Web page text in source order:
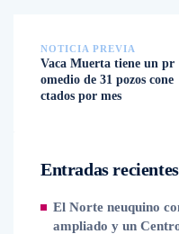
NOTICIA PREVIA
Vaca Muerta tiene un pr
omedio de 31 pozos cone
ctados por mes
Entradas recientes
El Norte neuquino
ampliado y un